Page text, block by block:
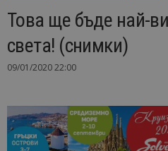
Това ще бъде най-
света! (снимки)
09/01/2020 22:00